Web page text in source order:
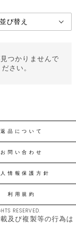
つかりませんで
さい。
返品について
お問い合わせ
情報保護方針
利用規約
RESERVED.
及び複製等の行為は